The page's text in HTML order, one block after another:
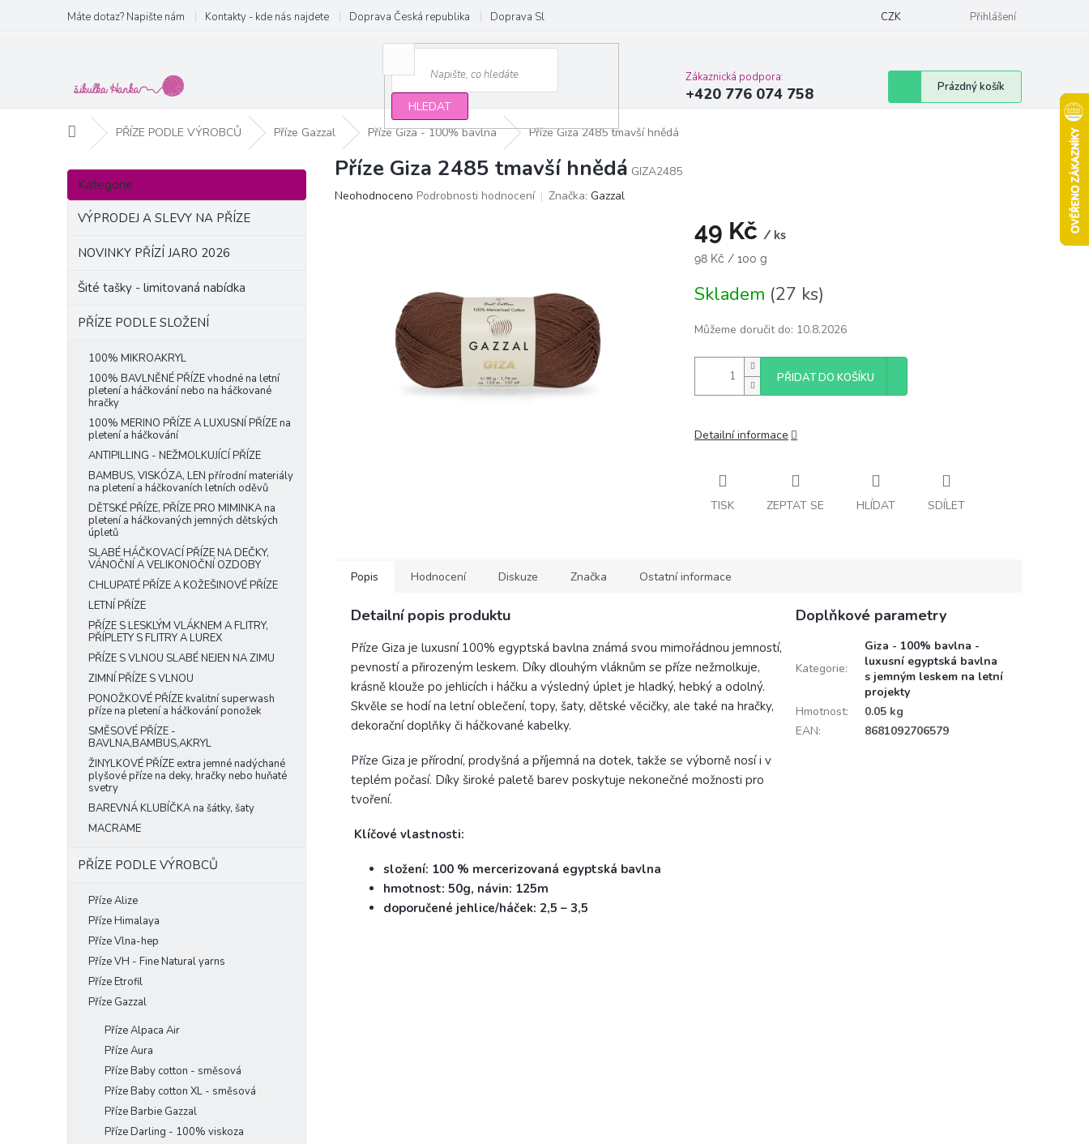
obsah
Máte dotaz? Napište nám Kontakty - kde nás najdete Doprava Česká republika Doprava Slovensko a EU Podmínky ochrany osobních údajů Moje objednávka
CZK Přihlášení
HLEDAT
Zákaznická podpora:
+420 776 074 758
Nákupní
košík
Prázdný košík
Domů PŘÍZE PODLE VÝROBCŮ Příze Gazzal Příze Giza - 100% bavlna Příze Giza 2485 tmavší hnědá
P
s
Přeskočit
kategorie
Kategorie
VÝPRODEJ A SLEVY NA PŘÍZE
NOVINKY PŘÍZÍ JARO 2026
Šité tašky - limitovaná nabídka
PŘÍZE PODLE SLOŽENÍ
100% MIKROAKRYL
100% BAVLNĚNÉ PŘÍZE vhodné na letní
pletení a háčkování nebo na háčkované
hračky
100% MERINO PŘÍZE A LUXUSNÍ PŘÍZE na
pletení a háčkování
ANTIPILLING - NEŽMOLKUJÍCÍ PŘÍZE
BAMBUS, VISKÓZA, LEN přírodní materiály
na pletení a háčkovaních letních oděvů
DĚTSKÉ PŘÍZE, PŘÍZE PRO MIMINKA na
pletení a háčkovaných jemných dětských
úpletů
SLABÉ HÁČKOVACÍ PŘÍZE NA DEČKY,
VÁNOČNÍ A VELIKONOČNÍ OZDOBY
CHLUPATÉ PŘÍZE A KOŽEŠINOVÉ PŘÍZE
LETNÍ PŘÍZE
PŘÍZE S LESKLÝM VLÁKNEM A FLITRY,
PŘÍPLETY S FLITRY A LUREX
PŘÍZE S VLNOU SLABÉ NEJEN NA ZIMU
ZIMNÍ PŘÍZE S VLNOU
PONOŽKOVÉ PŘÍZE kvalitní superwash
příze na pletení a háčkování ponožek
SMĚSOVÉ PŘÍZE -
BAVLNA,BAMBUS,AKRYL
ŽINYLKOVÉ PŘÍZE extra jemné nadýchané
plyšové příze na deky, hračky nebo huňaté
svetry
BAREVNÁ KLUBÍČKA na šátky, šaty
MACRAME
PŘÍZE PODLE VÝROBCŮ
Příze Alize
Příze Himalaya
Příze Vlna-hep
Příze VH - Fine Natural yarns
Příze Etrofil
Příze Gazzal
Příze Alpaca Air
Příze Aura
Příze Baby cotton - směsová
Příze Baby cotton XL - směsová
Příze Barbie Gazzal
Příze Darling - 100% viskoza
Příze Giza 2485 tmavší hnědá GIZA2485
Průměrné
Neohodnoceno Podrobnosti hodnocení Značka: Gazzal
49 Kč / ks
Měrná
98 Kč / 100 g
Skladem (27 ks)
Můžeme doručit do: 10.8.2026
PŘIDAT DO KOŠÍKU
Detailní informace
TISK ZEPTAT SE HLÍDAT SDÍLET
Popis Hodnocení Diskuze Značka Ostatní informace
Detailní popis produktu
Příze Giza je luxusní 100% egyptská bavlna známá svou mimořádnou jemností,
pevností a přirozeným leskem. Díky dlouhým vláknům se příze nežmolkuje,
krásně klouže po jehlicích i háčku a výsledný úplet je hladký, hebký a odolný.
Skvěle se hodí na letní oblečení, topy, šaty, dětské věcičky, ale také na hračky,
dekorační doplňky či háčkované kabelky.
Příze Giza je přírodní, prodyšná a příjemná na dotek, takže se výborně nosí i v
teplém počasí. Díky široké paletě barev poskytuje nekonečné možnosti pro
tvoření.
Klíčové vlastnosti:
složení: 100 % mercerizovaná egyptská bavlna
hmotnost: 50g, návin: 125m
doporučené jehlice/háček: 2,5 – 3,5
Doplňkové parametry
Kategorie:
Giza - 100% bavlna -
luxusní egyptská bavlna
s jemným leskem na letní
projekty
Hmotnost:
0.05 kg
EAN: 8681092706579